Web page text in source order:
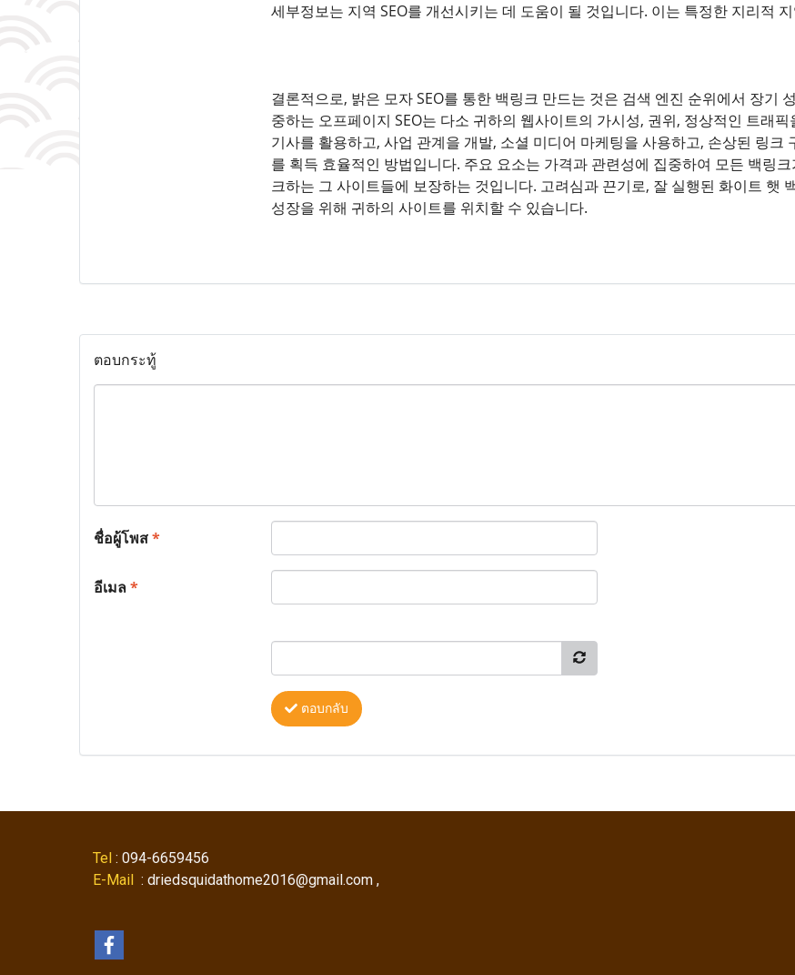
세부정보는 지역 SEO를 개선시키는 데 도움이 될 것입니다. 이는 특정한 지리적
결론적으로, 밝은 모자 SEO를 통한 백링크 만드는 것은 검색 엔진 순위에서 장기
중하는 오프페이지 SEO는 다소 귀하의 웹사이트의 가시성, 권위, 정상적인 트래
기사를 활용하고, 사업 관계을 개발, 소셜 미디어 마케팅을 사용하고, 손상된 링
를 획득 효율적인 방법입니다. 주요 요소는 가격과 관련성에 집중하여 모든 백링
크하는 그 사이트들에 보장하는 것입니다. 고려심과 끈기로, 잘 실행된 화이트 햇
성장을 위해 귀하의 사이트를 위치할 수 있습니다.
ตอบกระทู้
ชื่อผู้โพส*
อีเมล*
ตอบกลับ
Tel : 094-6659456
E-Mail : driedsquidathome2016@gmail.com ,